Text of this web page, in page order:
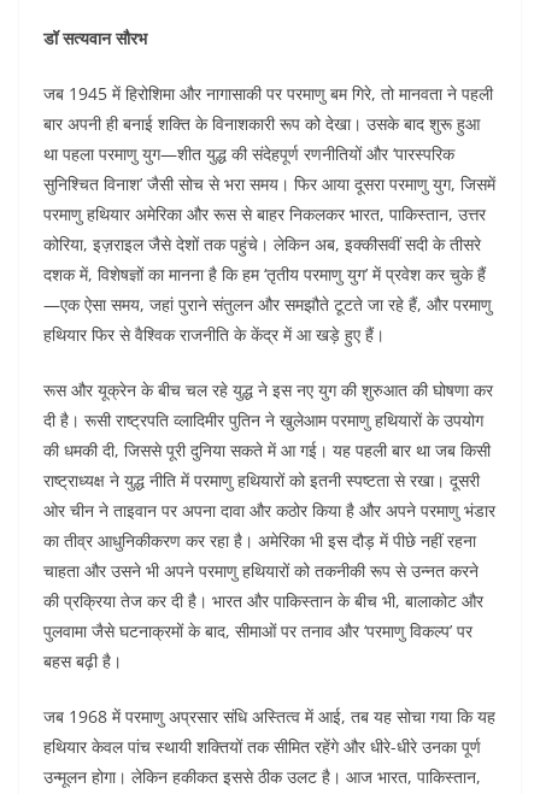
डॉ सत्यवान सौरभ
जब 1945 में हिरोशिमा और नागासाकी पर परमाणु बम गिरे, तो मानवता ने पहली
बार अपनी ही बनाई शक्ति के विनाशकारी रूप को देखा। उसके बाद शुरू हुआ
था पहला परमाणु युग—शीत युद्ध की संदेहपूर्ण रणनीतियों और ‘पारस्परिक
सुनिश्चित विनाश’ जैसी सोच से भरा समय। फिर आया दूसरा परमाणु युग, जिसमें
परमाणु हथियार अमेरिका और रूस से बाहर निकलकर भारत, पाकिस्तान, उत्तर
कोरिया, इज़राइल जैसे देशों तक पहुंचे। लेकिन अब, इक्कीसवीं सदी के तीसरे
दशक में, विशेषज्ञों का मानना है कि हम ‘तृतीय परमाणु युग’ में प्रवेश कर चुके हैं
—एक ऐसा समय, जहां पुराने संतुलन और समझौते टूटते जा रहे हैं, और परमाणु
हथियार फिर से वैश्विक राजनीति के केंद्र में आ खड़े हुए हैं।
रूस और यूक्रेन के बीच चल रहे युद्ध ने इस नए युग की शुरुआत की घोषणा कर
दी है। रूसी राष्ट्रपति व्लादिमीर पुतिन ने खुलेआम परमाणु हथियारों के उपयोग
की धमकी दी, जिससे पूरी दुनिया सकते में आ गई। यह पहली बार था जब किसी
राष्ट्राध्यक्ष ने युद्ध नीति में परमाणु हथियारों को इतनी स्पष्टता से रखा। दूसरी
ओर चीन ने ताइवान पर अपना दावा और कठोर किया है और अपने परमाणु भंडार
का तीव्र आधुनिकीकरण कर रहा है। अमेरिका भी इस दौड़ में पीछे नहीं रहना
चाहता और उसने भी अपने परमाणु हथियारों को तकनीकी रूप से उन्नत करने
की प्रक्रिया तेज कर दी है। भारत और पाकिस्तान के बीच भी, बालाकोट और
पुलवामा जैसे घटनाक्रमों के बाद, सीमाओं पर तनाव और ‘परमाणु विकल्प’ पर
बहस बढ़ी है।
जब 1968 में परमाणु अप्रसार संधि अस्तित्व में आई, तब यह सोचा गया कि यह
हथियार केवल पांच स्थायी शक्तियों तक सीमित रहेंगे और धीरे-धीरे उनका पूर्ण
उन्मूलन होगा। लेकिन हकीकत इससे ठीक उलट है। आज भारत, पाकिस्तान,